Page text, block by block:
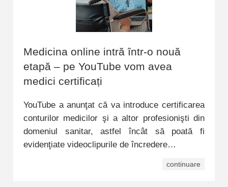
Medicina online intră într-o nouă
etapă – pe YouTube vom avea
medici certificați
YouTube a anunţat că va introduce certificarea
conturilor medicilor şi a altor profesionişti din
domeniul sanitar, astfel încât să poată fi
evidenţiate videoclipurile de încredere…
continuare